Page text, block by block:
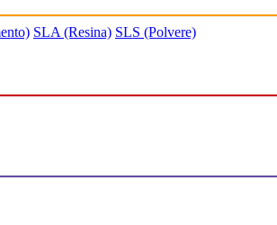
SLA (Resina) SLS (Polvere)